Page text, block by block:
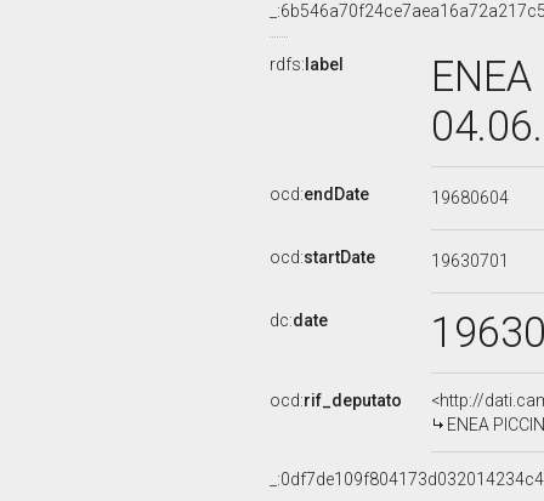
rdfs: label
ocd:endDate 19680604
ocd:startDate 19630701
dc:date
ocd:rif_deputato
<http://
ENEA